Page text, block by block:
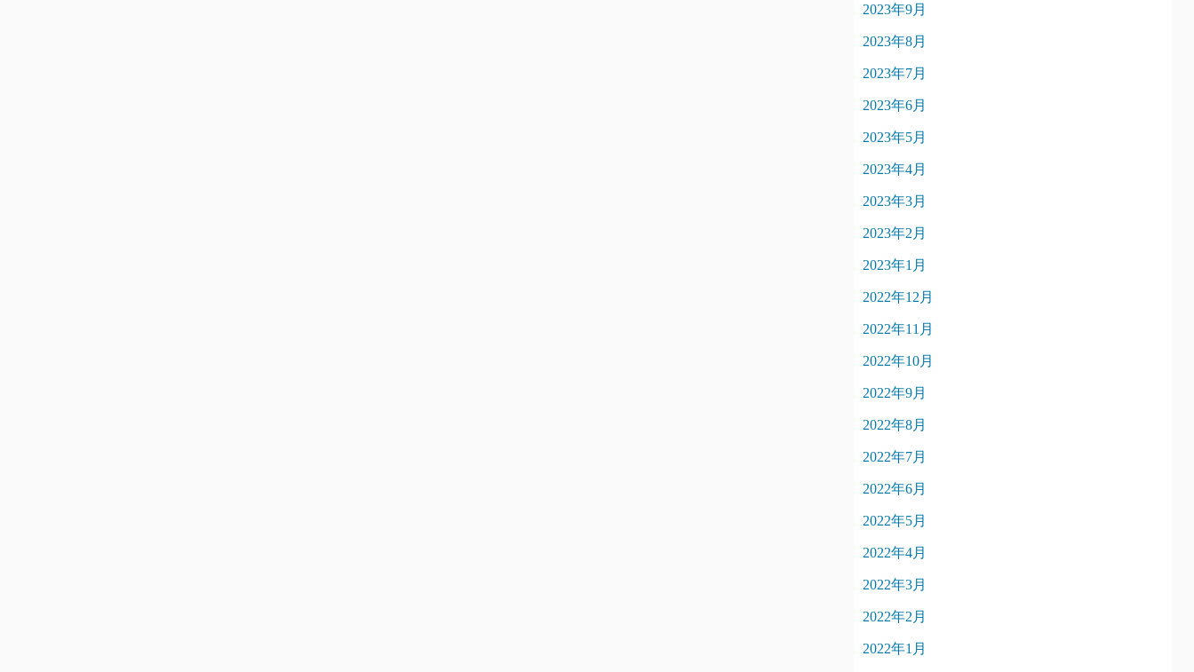
2023年9月
2023年8月
2023年7月
2023年6月
2023年5月
2023年4月
2023年3月
2023年2月
2023年1月
2022年12月
2022年11月
2022年10月
2022年9月
2022年8月
2022年7月
2022年6月
2022年5月
2022年4月
2022年3月
2022年2月
2022年1月